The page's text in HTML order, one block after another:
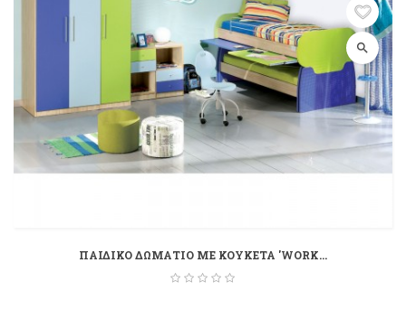
search
ΠΑΙΔΙΚΟ ΔΩΜΑΤΙΟ ΜΕ ΚΟΥΚΕΤΑ 'WORK...